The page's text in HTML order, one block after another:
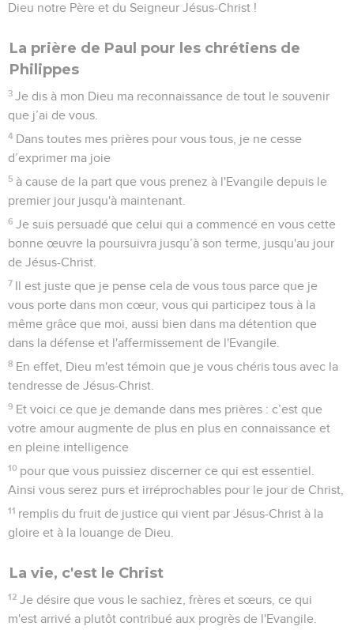
Dieu notre Père et du Seigneur Jésus-Christ !
La prière de Paul pour les chrétiens de
Philippes
3 Je dis à mon Dieu ma reconnaissance de tout le souvenir
que j’ai de vous.
4 Dans toutes mes prières pour vous tous, je ne cesse
d’exprimer ma joie
5 à cause de la part que vous prenez à l'Evangile depuis le
premier jour jusqu'à maintenant.
6 Je suis persuadé que celui qui a commencé en vous cette
bonne œuvre la poursuivra jusqu’à son terme, jusqu'au jour
de Jésus-Christ.
7 Il est juste que je pense cela de vous tous parce que je
vous porte dans mon cœur, vous qui participez tous à la
même grâce que moi, aussi bien dans ma détention que
dans la défense et l'affermissement de l'Evangile.
8 En effet, Dieu m'est témoin que je vous chéris tous avec la
tendresse de Jésus-Christ.
9 Et voici ce que je demande dans mes prières : c’est que
votre amour augmente de plus en plus en connaissance et
en pleine intelligence
10 pour que vous puissiez discerner ce qui est essentiel.
Ainsi vous serez purs et irréprochables pour le jour de Christ,
11 remplis du fruit de justice qui vient par Jésus-Christ à la
gloire et à la louange de Dieu.
La vie, c'est le Christ
12 Je désire que vous le sachiez, frères et sœurs, ce qui
m'est arrivé a plutôt contribué aux progrès de l'Evangile.